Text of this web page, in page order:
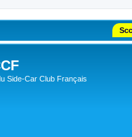
Side-Car Club Français